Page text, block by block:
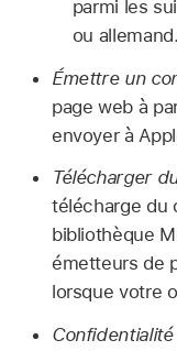
parmi les
ou allemand.
Émettre un
page web à
envoyer à
Télécharger
télécharge du
bibliothèque
émetteurs de
lorsque votre